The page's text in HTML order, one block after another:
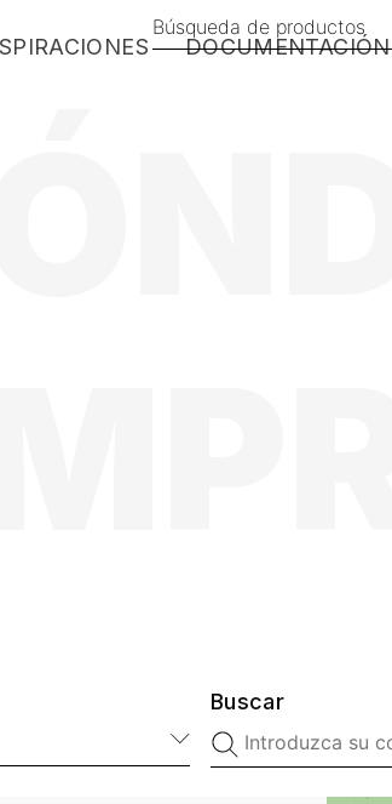
DOCUMENTACIÓN
Búsqueda de productos
Buscar